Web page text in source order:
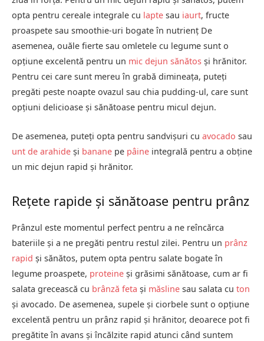
opta pentru cereale integrale cu lapte sau iaurt, fructe
proaspete sau smoothie-uri bogate în nutrienț De
asemenea, ouăle fierte sau omletele cu legume sunt o
opțiune excelentă pentru un mic dejun sănătos și hrănitor.
Pentru cei care sunt mereu în grabă dimineața, puteți
pregăti peste noapte ovazul sau chia pudding-ul, care sunt
opțiuni delicioase și sănătoase pentru micul dejun.
De asemenea, puteți opta pentru sandvișuri cu avocado sau
unt de arahide și banane pe pâine integrală pentru a obține
un mic dejun rapid și hrănitor.
Rețete rapide și sănătoase pentru prânz
Prânzul este momentul perfect pentru a ne reîncărca
bateriile și a ne pregăti pentru restul zilei. Pentru un prânz
rapid și sănătos, putem opta pentru salate bogate în
legume proaspete, proteine ​​și grăsimi sănătoase, cum ar fi
salata grecească cu brânză feta și măsline sau salata cu ton
și avocado. De asemenea, supele și ciorbele sunt o opțiune
excelentă pentru un prânz rapid și hrănitor, deoarece pot fi
pregătite în avans și încălzite rapid atunci când suntem